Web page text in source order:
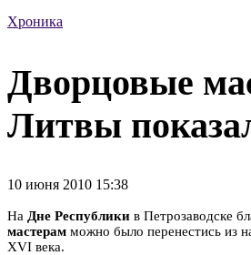
Хроника
Дворцовые
Литвы
10 июня 2010 15:38
На Дне Республики в Петрозаводске
мастерам можно было перенестись из
XVI века.